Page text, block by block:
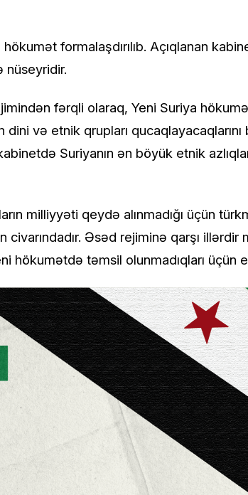
formalaşdırılıb. Açıqlanan
nüseyridir.
fərqli olaraq, Yeni Suriya
və etnik qrupları
Suriyanın ən böyük etnik
milliyyəti qeydə alınmadığı üçün
Əsəd rejiminə qarşı
hökumətdə təmsil olunmadıqları üçün